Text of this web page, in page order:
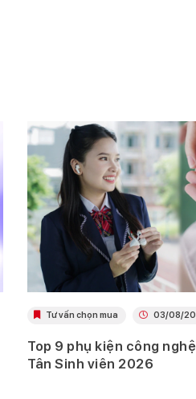
Tư vấn chọn mua 03/08/
Top 9 phụ kiện công
Tân Sinh viên 2026